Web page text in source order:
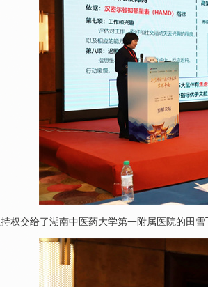
权交给了湖南中医药大学第一附属医院的田雪